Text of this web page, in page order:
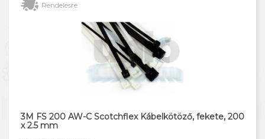
Rendelésre
3M FS 200 AW-C Scotchflex Kábelkötöző, fekete, 200
x 2.5 mm